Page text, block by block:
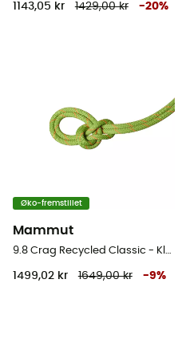
1143,05 kr 1429,00 kr -20%
Øko-fremstillet
Mammut
1499,02 kr 1649,00 kr -9%